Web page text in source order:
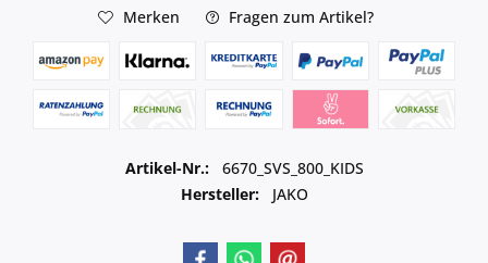
Merken Fragen zum Artikel?
Artikel-Nr.:
6670_SVS_800_KIDS
Hersteller:
JAKO